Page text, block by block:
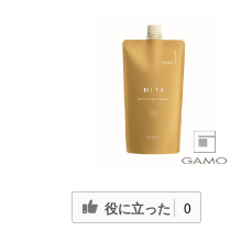
役に立った 0